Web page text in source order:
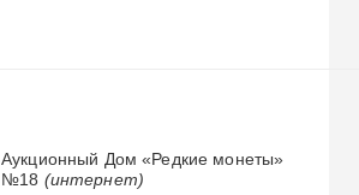
Аукционный Дом «Редкие монеты»
№18 (интернет)